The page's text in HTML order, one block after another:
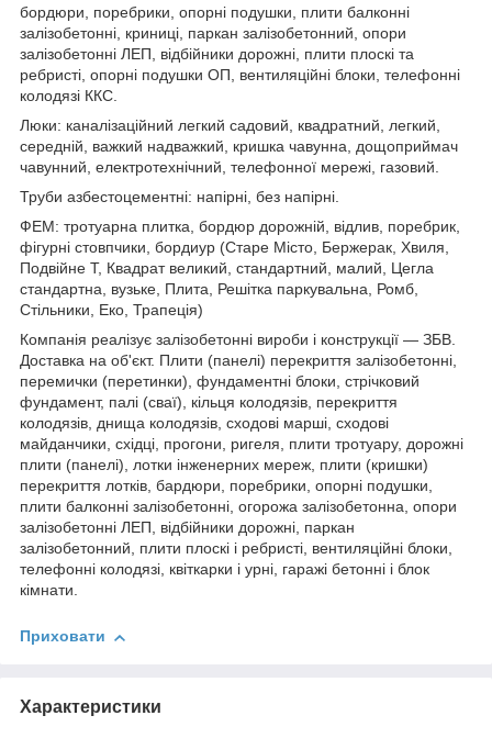
бордюри, поребрики, опорні подушки, плити балконні
залізобетонні, криниці, паркан залізобетонний, опори
залізобетонні ЛЕП, відбійники дорожні, плити плоскі та
ребристі, опорні подушки ОП, вентиляційні блоки, телефонні
колодязі ККС.
Люки: каналізаційний легкий садовий, квадратний, легкий,
середній, важкий надважкий, кришка чавунна, дощоприймач
чавунний, електротехнічний, телефонної мережі, газовий.
Труби азбестоцементні: напірні, без напірні.
ФЕМ: тротуарна плитка, бордюр дорожній, відлив, поребрик,
фігурні стовпчики, бордиур (Старе Місто, Бержерак, Хвиля,
Подвійне Т, Квадрат великий, стандартний, малий, Цегла
стандартна, вузьке, Плита, Решітка паркувальна, Ромб,
Стільники, Еко, Трапеція)
Компанія реалізує залізобетонні вироби і конструкції ― ЗБВ.
Доставка на об'єкт. Плити (панелі) перекриття залізобетонні,
перемички (перетинки), фундаментні блоки, стрічковий
фундамент, палі (сваї), кільця колодязів, перекриття
колодязів, днища колодязів, сходові марші, сходові
майданчики, східці, прогони, ригеля, плити тротуару, дорожні
плити (панелі), лотки інженерних мереж, плити (кришки)
перекриття лотків, бардюри, поребрики, опорні подушки,
плити балконні залізобетонні, огорожа залізобетонна, опори
залізобетонні ЛЕП, відбійники дорожні, паркан
залізобетонний, плити плоскі і ребристі, вентиляційні блоки,
телефонні колодязі, квіткарки і урні, гаражі бетонні і блок
кімнати.
Приховати
Характеристики